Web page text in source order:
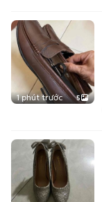
1 phút trước 5